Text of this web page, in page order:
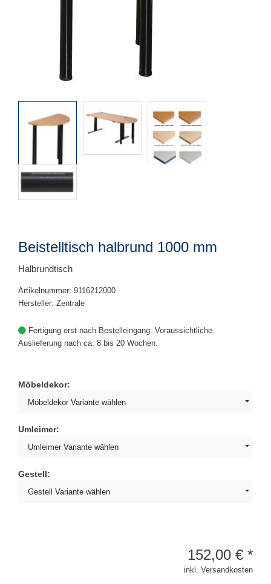
Beistelltisch halbrund 1000 mm
Halbrundtisch
Artikelnummer: 9116212000
Hersteller: Zentrale
Fertigung erst nach Bestelleingang. Voraussichtliche
Auslieferung nach ca. 8 bis 20 Wochen.
Möbeldekor:
Möbeldekor Variante wählen
Umleimer:
Umleimer Variante wählen
Gestell:
Gestell Variante wählen
152,00 € *
inkl. Versandkosten